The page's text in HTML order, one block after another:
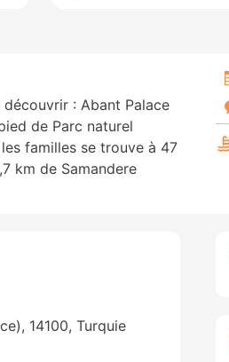
: Abant Palace
de Parc naturel
familles se trouve à 47
km de Samandere
14100, Turquie